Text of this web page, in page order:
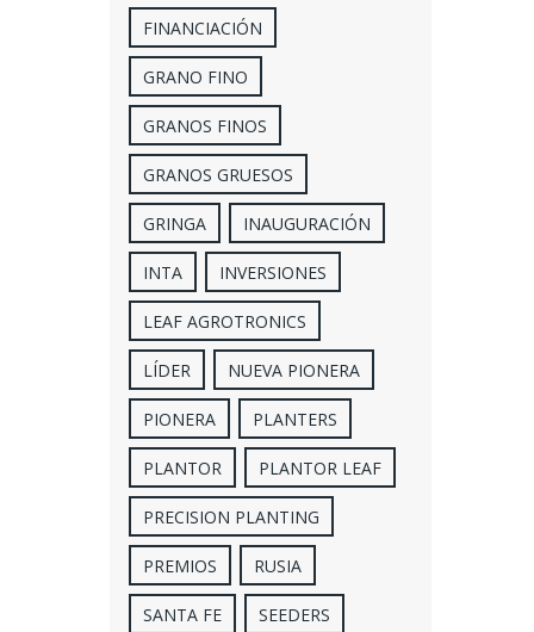
FINANCIACIÓN
GRANO FINO
GRANOS FINOS
GRANOS GRUESOS
GRINGA INAUGURACIÓN
INTA INVERSIONES
LEAF AGROTRONICS
LÍDER NUEVA PIONERA
PIONERA PLANTERS
PLANTOR PLANTOR LEAF
PRECISION PLANTING
PREMIOS RUSIA
SANTA FE SEEDERS